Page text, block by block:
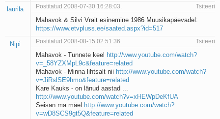
Kaks pihtimust
Ahtumine
Braueri lint
laurila Postitatud 2008-07-30 16:28:03. Tsiteeri
Mahavok & Silvi Vrait esinemine 1986 Muusikapäevadel:
https://www.etvpluss.ee/saated.aspx?id=517
Nipi Postitatud 2008-08-15 02:51:36. Tsiteeri
Mahavok - Tunnete keel http://www.youtube.com/watch?
v=_58YZXMpL9c&feature=related
Mahavok - Minna lihtsalt nii http://www.youtube.com/watch?
v=JiRslSE9hmo&feature=related
Kare Kauks - on länud aastad ...
http://www.youtube.com/watch?v=xHEWpDeKfUA
Seisan ma mäel http://www.youtube.com/watch?
v=wD8SCS9gt5Q&feature=related